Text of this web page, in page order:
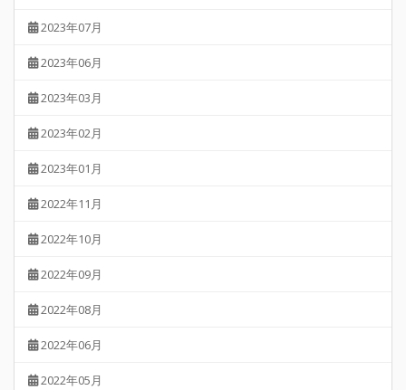
2023年07月
2023年06月
2023年03月
2023年02月
2023年01月
2022年11月
2022年10月
2022年09月
2022年08月
2022年06月
2022年05月